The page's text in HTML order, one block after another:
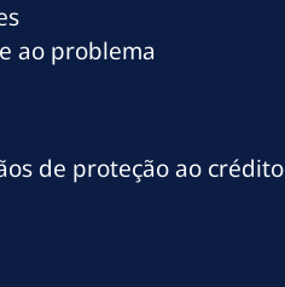
ao problema
de proteção ao crédito